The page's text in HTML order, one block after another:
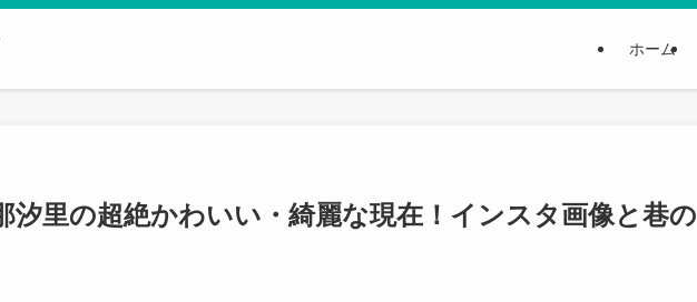
ホーム
汐里の超絶かわいい・綺麗な現在！インスタ画像と巷の